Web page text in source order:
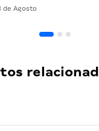
de Agosto